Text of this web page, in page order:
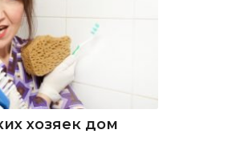
хозяек дом